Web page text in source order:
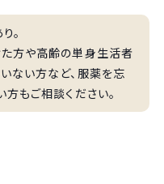
。
方や高齢の単身生活者
ない方など、服薬を忘
もご相談ください。